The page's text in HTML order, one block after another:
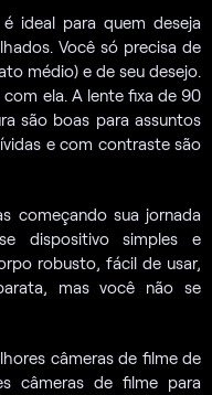
ideal para quem deseja
Você só precisa de
médio) e de seu desejo.
ela. A lente fixa de 90
são boas para assuntos
e com contraste são
começando sua jornada
dispositivo simples e
robusto, fácil de usar,
mas você não se
câmeras de filme de
câmeras de filme para